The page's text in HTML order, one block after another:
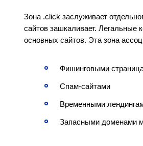
Зона .click заслуживает
сайтов зашкаливает. Легальные
основных сайтов. Эта зона
Фишинговыми
Спам-сайтами
Временными
Запасными доменами